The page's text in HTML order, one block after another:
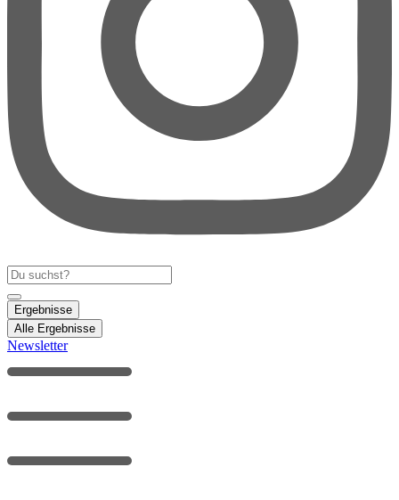
Search
...
Ergebnisse
Alle Ergebnisse
Newsletter